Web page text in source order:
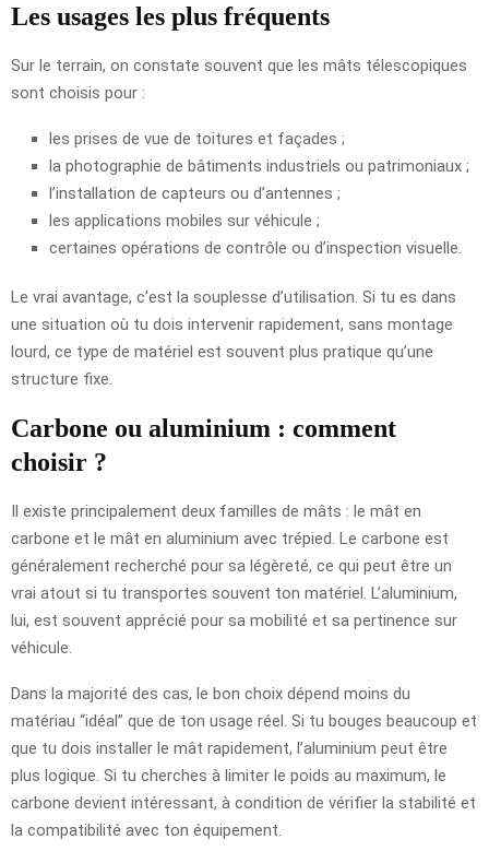
Les usages les plus fréquents
Sur le terrain, on constate souvent que les mâts télescopiques
sont choisis pour :
les prises de vue de toitures et façades ;
la photographie de bâtiments industriels ou patrimoniaux ;
l’installation de capteurs ou d’antennes ;
les applications mobiles sur véhicule ;
certaines opérations de contrôle ou d’inspection visuelle.
Le vrai avantage, c’est la souplesse d’utilisation. Si tu es dans
une situation où tu dois intervenir rapidement, sans montage
lourd, ce type de matériel est souvent plus pratique qu’une
structure fixe.
Carbone ou aluminium : comment
choisir ?
Il existe principalement deux familles de mâts : le mât en
carbone et le mât en aluminium avec trépied. Le carbone est
généralement recherché pour sa légèreté, ce qui peut être un
vrai atout si tu transportes souvent ton matériel. L’aluminium,
lui, est souvent apprécié pour sa mobilité et sa pertinence sur
véhicule.
Dans la majorité des cas, le bon choix dépend moins du
matériau “idéal” que de ton usage réel. Si tu bouges beaucoup et
que tu dois installer le mât rapidement, l’aluminium peut être
plus logique. Si tu cherches à limiter le poids au maximum, le
carbone devient intéressant, à condition de vérifier la stabilité et
la compatibilité avec ton équipement.